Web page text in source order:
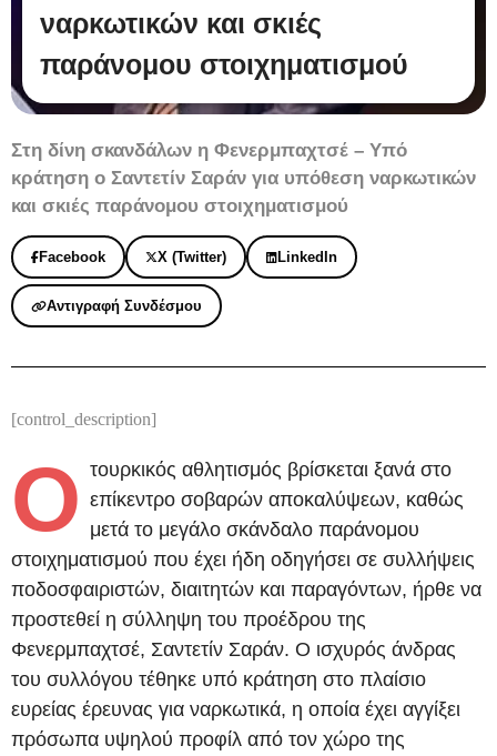
ναρκωτικών και σκιές
παράνομου στοιχηματισμού
Στη δίνη σκανδάλων η Φενερμπαχτσέ – Υπό
κράτηση ο Σαντετίν Σαράν για υπόθεση ναρκωτικών
και σκιές παράνομου στοιχηματισμού
Facebook X (Twitter) LinkedIn
Αντιγραφή Συνδέσμου
[control_description]
Ο τουρκικός αθλητισμός βρίσκεται ξανά στο
επίκεντρο σοβαρών αποκαλύψεων, καθώς
μετά το μεγάλο σκάνδαλο παράνομου
στοιχηματισμού που έχει ήδη οδηγήσει σε συλλήψεις
ποδοσφαιριστών, διαιτητών και παραγόντων, ήρθε να
προστεθεί η σύλληψη του προέδρου της
Φενερμπαχτσέ, Σαντετίν Σαράν. Ο ισχυρός άνδρας
του συλλόγου τέθηκε υπό κράτηση στο πλαίσιο
ευρείας έρευνας για ναρκωτικά, η οποία έχει αγγίξει
πρόσωπα υψηλού προφίλ από τον χώρο της